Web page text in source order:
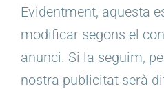
Evidentment, aquesta
modificar segons el
anunci. Si la seguim,
nostra publicitat serà